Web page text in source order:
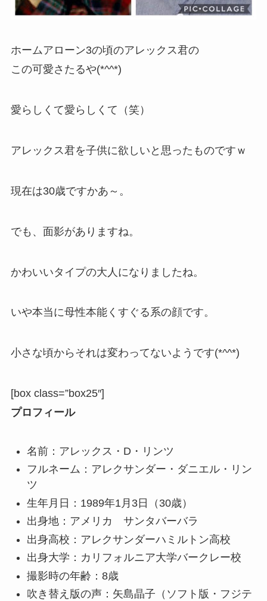
ホームアローン3の頃のアレックス君の
この可愛さたるや(*^^*)
愛らしくて愛らしくて（笑）
アレックス君を子供に欲しいと思ったものですｗ
現在は30歳ですかあ～。
でも、面影がありますね。
かわいいタイプの大人になりましたね。
いや本当に母性本能くすぐる系の顔です。
小さな頃からそれは変わってないようです(*^^*)
[box class=”box25″]
プロフィール
名前：アレックス・D・リンツ
フルネーム：アレクサンダー・ダニエル・リン
ツ
生年月日：1989年1月3日（30歳）
出身地：アメリカ サンタバーバラ
出身高校：アレクサンダーハミルトン高校
出身大学：カリフォルニア大学バークレー校
撮影時の年齢：8歳
吹き替え版の声：矢島晶子（ソフト版・フジテ